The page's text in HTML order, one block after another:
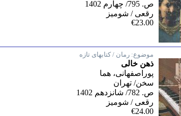
ص. 795/ چهارم 1402
رقعی / شومیز
€23.00
موضوع: رمان / کتابهای تازه
ذهن خالی
پوراصفهانی، هما
سخن/ تهران
ص. 782/ شانزدهم 1402
رقعی / شومیز
€24.00